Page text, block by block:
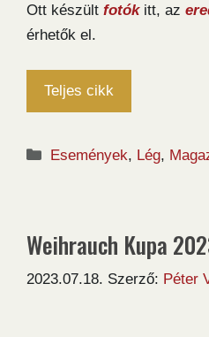
Ott készült fotókitt, az
érhetők el.
Teljes cikk
Kategória
Események, Lég,
Weihrauch Kupa
2023.07.18. Szerző: Péter